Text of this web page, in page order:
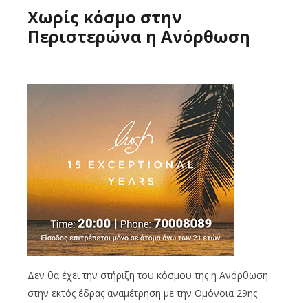
Χωρίς κόσμο στην
Περιστερώνα η Ανόρθωση
Δεν θα έχει την στήριξη του κόσμου της η Ανόρθωση
στην εκτός έδρας αναμέτρηση με την Ομόνοια 29ης